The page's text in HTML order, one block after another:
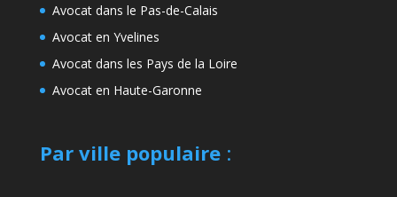
Avocat dans le Pas-de-Calais
Avocat en Yvelines
Avocat dans les Pays de la Loire
Avocat en Haute-Garonne
Par ville populaire: